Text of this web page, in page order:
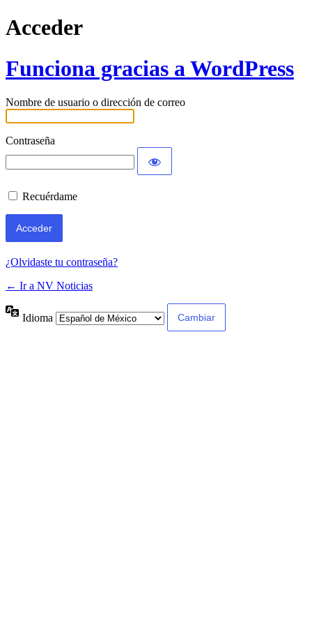
Acceder
Funciona gracias a WordPress
Nombre de usuario o dirección de correo
Contraseña
Recuérdame
¿Olvidaste tu contraseña?
← Ir a NV Noticias
Idioma